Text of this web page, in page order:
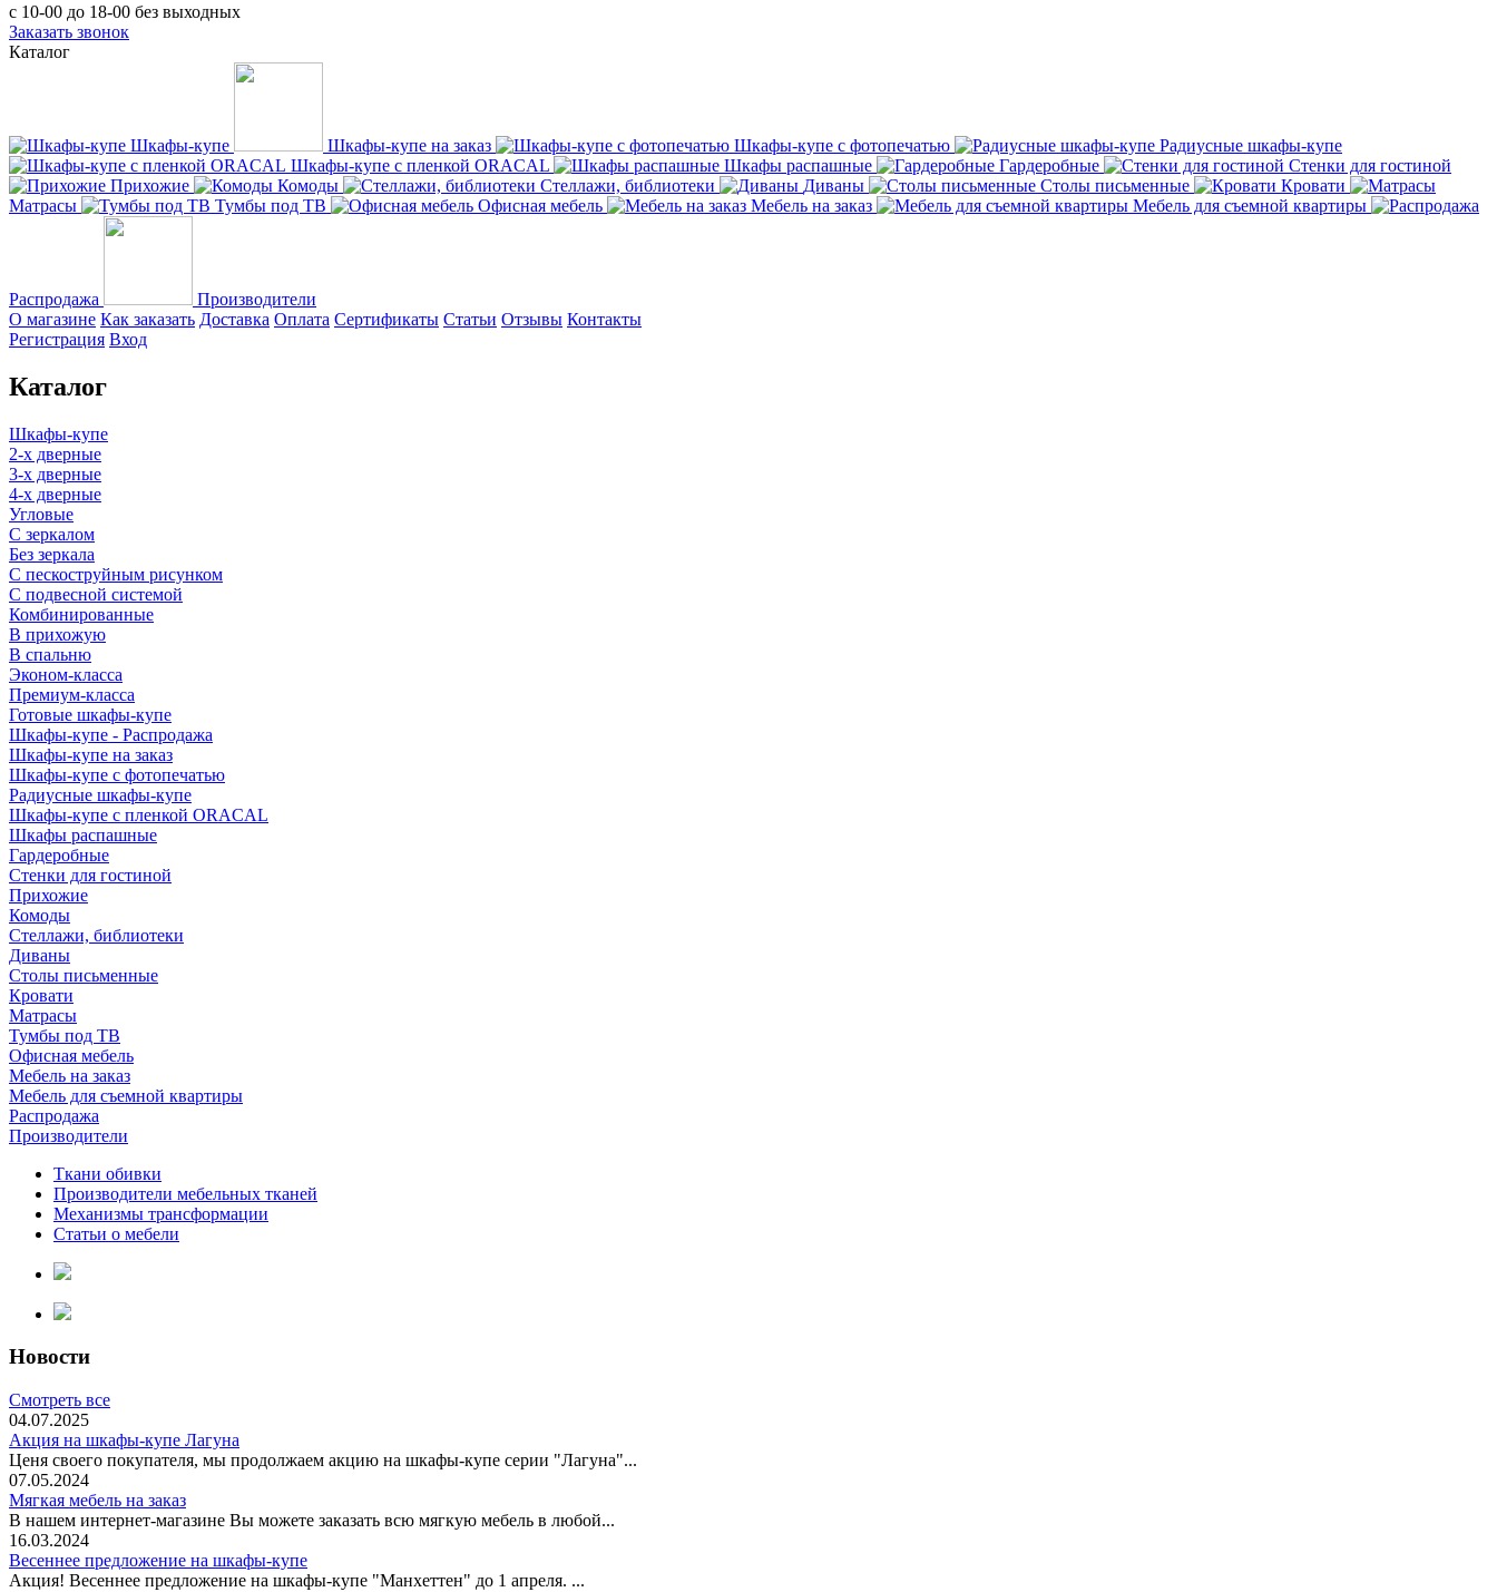
с 10-00 до 18-00 без выходных
Заказать звонок
Каталог
Шкафы-купе Шкафы-купе на заказ Шкафы-купе с фотопечатью
Радиусные шкафы-купе
Шкафы-купе с пленкой ORACAL
Шкафы распашные Гардеробные
Стенки для гостиной
Прихожие
Комоды Стеллажи, библиотеки Диваны Столы письменные
Кровати
Матрасы
Тумбы под ТВ Офисная мебель Мебель на заказ Мебель для съемной квартиры
Распродажа
Производители
О магазине Как заказать Доставка Оплата Сертификаты Статьи Отзывы Контакты
Регистрация Вход
Каталог
Шкафы-купе
2-х дверные
3-х дверные
4-х дверные
Угловые
С зеркалом
Без зеркала
С пескоструйным рисунком
С подвесной системой
Комбинированные
В прихожую
В спальню
Эконом-класса
Премиум-класса
Готовые шкафы-купе
Шкафы-купе - Распродажа
Шкафы-купе на заказ
Шкафы-купе с фотопечатью
Радиусные шкафы-купе
Шкафы-купе с пленкой ORACAL
Шкафы распашные
Гардеробные
Стенки для гостиной
Прихожие
Комоды
Стеллажи, библиотеки
Диваны
Столы письменные
Кровати
Матрасы
Тумбы под ТВ
Офисная мебель
Мебель на заказ
Мебель для съемной квартиры
Распродажа
Производители
Ткани обивки
Производители мебельных тканей
Механизмы трансформации
Статьи о мебели
Новости
Смотреть все
04.07.2025
Акция на шкафы-купе Лагуна
Ценя своего покупателя, мы продолжаем акцию на шкафы-купе серии "Лагуна"...
07.05.2024
Мягкая мебель на заказ
В нашем интернет-магазине Вы можете заказать всю мягкую мебель в любой...
16.03.2024
Весеннее предложение на шкафы-купе
Акция! Весеннее предложение на шкафы-купе "Манхеттен" до 1 апреля. ...